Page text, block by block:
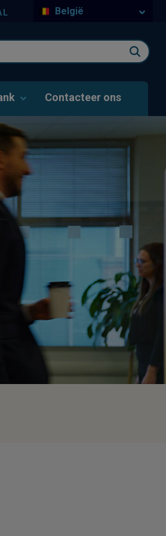
België
Contacteer ons